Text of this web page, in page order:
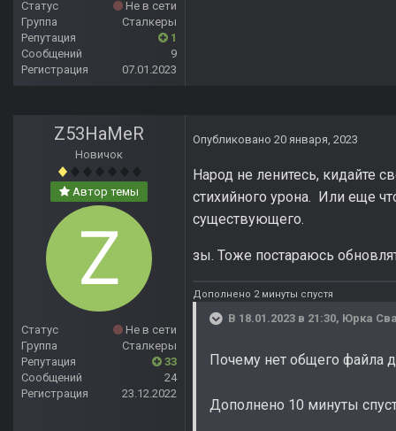
Статус
Не в сети
Группа
Сталкеры
Репутация
1
Сообщений
9
Регистрация
07.01.2023
Z53HaMeR
Новичок
Автор темы
Статус
Не в сети
Группа
Сталкеры
Репутация
33
Сообщений
24
Регистрация
23.12.2022
Опубликовано 20 января, 2023
Народ не ленитесь, кидайте
стихийного урона. Или еще
существующего.
зы. Тоже постараюсь
Дополнено 2 минуты спустя
В 18.01.2023 в 21:30, Юрка
Почему нет общего файла
Дополнено 10 минуты